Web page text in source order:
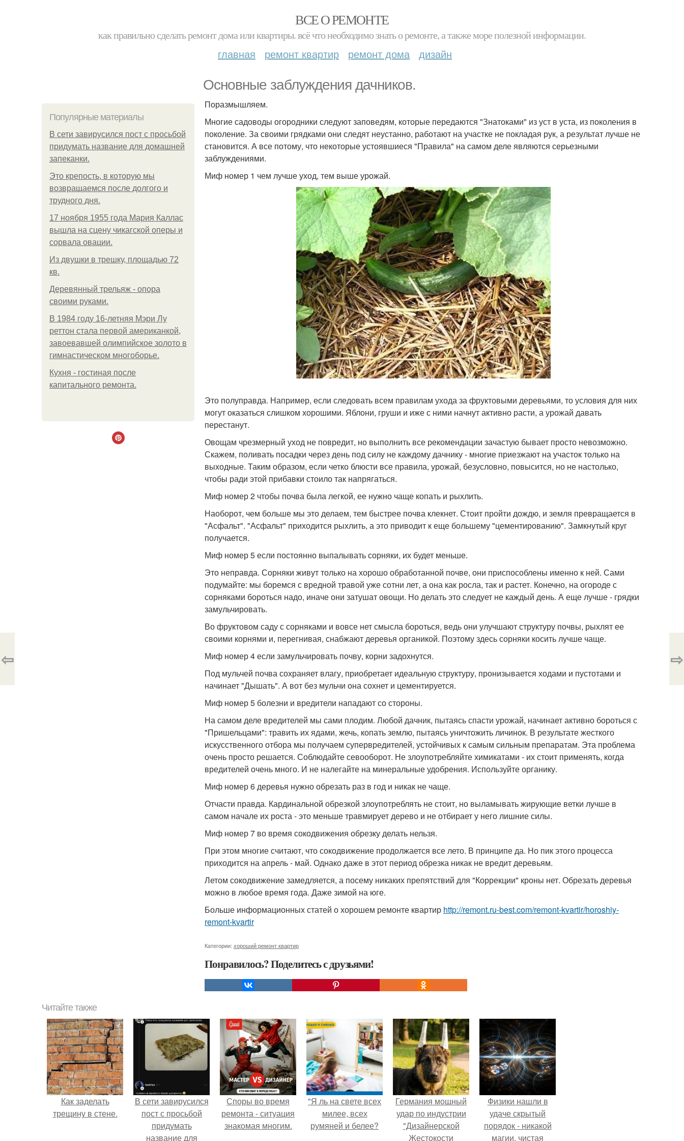
ВСЕ О РЕМОНТЕ
как правильно сделать ремонт дома или квартиры. всё что необходимо знать о ремонте, а также море полезной информации.
главная ремонт квартир ремонт дома дизайн
Основные заблуждения дачников.
Популярные материалы
В сети завирусился пост с просьбой
придумать название для домашней
запеканки.
Это крепость, в которую мы
возвращаемся после долгого и
трудного дня.
17 ноября 1955 года Мария Каллас
вышла на сцену чикагской оперы и
сорвала овации.
Из двушки в трешку, площадью 72
кв.
Деревянный трельяж - опора
своими руками.
В 1984 году 16-летняя Мэри Лу
реттон стала первой американкой,
завоевавшей олимпийское золото в
гимнастическом многоборье.
Кухня - гостиная после
капитального ремонта.
Поразмышляем.
Многие садоводы огородники следуют заповедям, которые передаются "Знатоками" из уст в уста, из поколения в
поколение. За своими грядками они следят неустанно, работают на участке не покладая рук, а результат лучше не
становится. А все потому, что некоторые устоявшиеся "Правила" на самом деле являются серьезными
заблуждениями.
Миф номер 1 чем лучше уход, тем выше урожай.
Это полуправда. Например, если следовать всем правилам ухода за фруктовыми деревьями, то условия для них
могут оказаться слишком хорошими. Яблони, груши и иже с ними начнут активно расти, а урожай давать
перестанут.
Овощам чрезмерный уход не повредит, но выполнить все рекомендации зачастую бывает просто невозможно.
Скажем, поливать посадки через день под силу не каждому дачнику - многие приезжают на участок только на
выходные. Таким образом, если четко блюсти все правила, урожай, безусловно, повысится, но не настолько,
чтобы ради этой прибавки стоило так напрягаться.
Миф номер 2 чтобы почва была легкой, ее нужно чаще копать и рыхлить.
Наоборот, чем больше мы это делаем, тем быстрее почва клекнет. Стоит пройти дождю, и земля превращается в
"Асфальт". "Асфальт" приходится рыхлить, а это приводит к еще большему "цементированию". Замкнутый круг
получается.
Миф номер 5 если постоянно выпалывать сорняки, их будет меньше.
Это неправда. Сорняки живут только на хорошо обработанной почве, они приспособлены именно к ней. Сами
подумайте: мы боремся с вредной травой уже сотни лет, а она как росла, так и растет. Конечно, на огороде с
сорняками бороться надо, иначе они затушат овощи. Но делать это следует не каждый день. А еще лучше - грядки
замульчировать.
Во фруктовом саду с сорняками и вовсе нет смысла бороться, ведь они улучшают структуру почвы, рыхлят ее
своими корнями и, перегнивая, снабжают деревья органикой. Поэтому здесь сорняки косить лучше чаще.
Миф номер 4 если замульчировать почву, корни задохнутся.
Под мульчей почва сохраняет влагу, приобретает идеальную структуру, пронизывается ходами и пустотами и
начинает "Дышать". А вот без мульчи она сохнет и цементируется.
Миф номер 5 болезни и вредители нападают со стороны.
На самом деле вредителей мы сами плодим. Любой дачник, пытаясь спасти урожай, начинает активно бороться с
"Пришельцами": травить их ядами, жечь, копать землю, пытаясь уничтожить личинок. В результате жесткого
искусственного отбора мы получаем супервредителей, устойчивых к самым сильным препаратам. Эта проблема
очень просто решается. Соблюдайте севооборот. Не злоупотребляйте химикатами - их стоит применять, когда
вредителей очень много. И не налегайте на минеральные удобрения. Используйте органику.
Миф номер 6 деревья нужно обрезать раз в год и никак не чаще.
Отчасти правда. Кардинальной обрезкой злоупотреблять не стоит, но выламывать жирующие ветки лучше в
самом начале их роста - это меньше травмирует дерево и не отбирает у него лишние силы.
Миф номер 7 во время сокодвижения обрезку делать нельзя.
При этом многие считают, что сокодвижение продолжается все лето. В принципе да. Но пик этого процесса
приходится на апрель - май. Однако даже в этот период обрезка никак не вредит деревьям.
Летом сокодвижение замедляется, а посему никаких препятствий для "Коррекции" кроны нет. Обрезать деревья
можно в любое время года. Даже зимой на юге.
Больше информационных статей о хорошем ремонте квартир http://remont.ru-best.com/remont-kvartir/horoshiy-
remont-kvartir
Категории: хороший ремонт квартир
Понравилось? Поделитесь с друзьями!
⇦ ⇨
Читайте также
Как заделать
трещину в стене.
В сети завирусился
пост с просьбой
придумать
название для
Споры во время
ремонта - ситуация
знакомая многим.
"Я ль на свете всех
милее, всех
румяней и белее?
Германия мощный
удар по индустрии
"Дизайнерской
Жестокости
Физики нашли в
удаче скрытый
порядок - никакой
магии, чистая